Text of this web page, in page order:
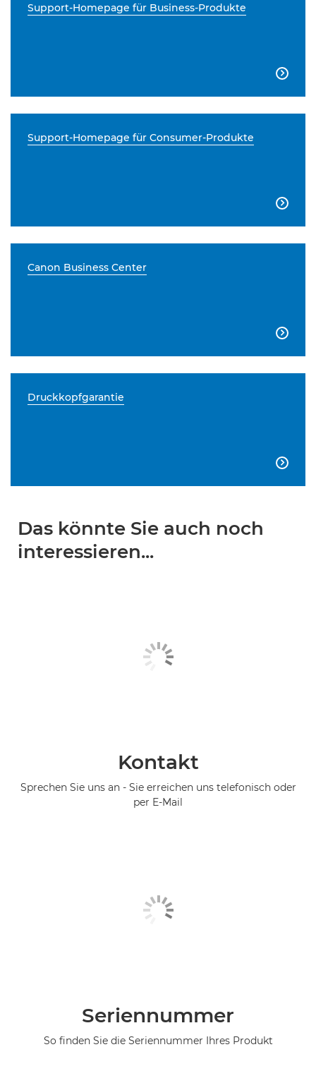
Support-Homepage für Business-Produkte

Support-Homepage für Consumer-Produkte

Canon Business Center

Druckkopfgarantie

Das könnte Sie auch noch
interessieren...
Kontakt
Sprechen Sie uns an - Sie erreichen uns telefonisch oder
per E-Mail
Seriennummer
So finden Sie die Seriennummer Ihres Produkt